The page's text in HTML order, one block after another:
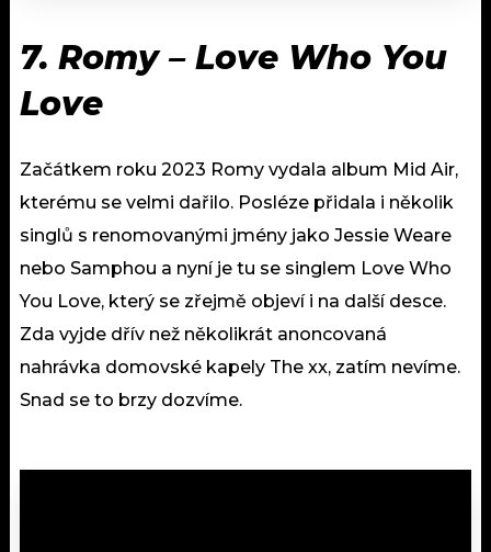
7. Romy – Love Who You
Love
Začátkem roku 2023 Romy vydala album Mid Air,
kterému se velmi dařilo. Posléze přidala i několik
singlů s renomovanými jmény jako Jessie Weare
nebo Samphou a nyní je tu se singlem Love Who
You Love, který se zřejmě objeví i na další desce.
Zda vyjde dřív než několikrát anoncovaná
nahrávka domovské kapely The xx, zatím nevíme.
Snad se to brzy dozvíme.